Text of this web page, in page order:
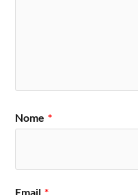
Nome *
Email *